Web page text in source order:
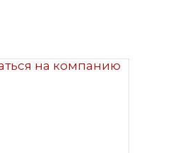
на компанию